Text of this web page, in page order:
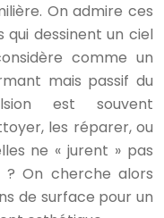
On admire ces
qui dessinent un ciel
comme un
mais passif du
est souvent
les réparer, ou
ne « jurent » pas
On cherche alors
de surface pour un